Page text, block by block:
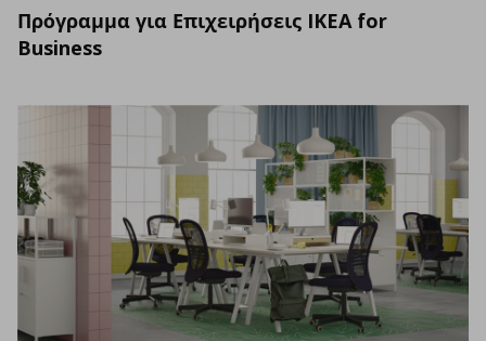
Πρόγραμμα για Επιχειρήσεις IKEA for
Business